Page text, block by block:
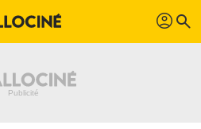
profil search